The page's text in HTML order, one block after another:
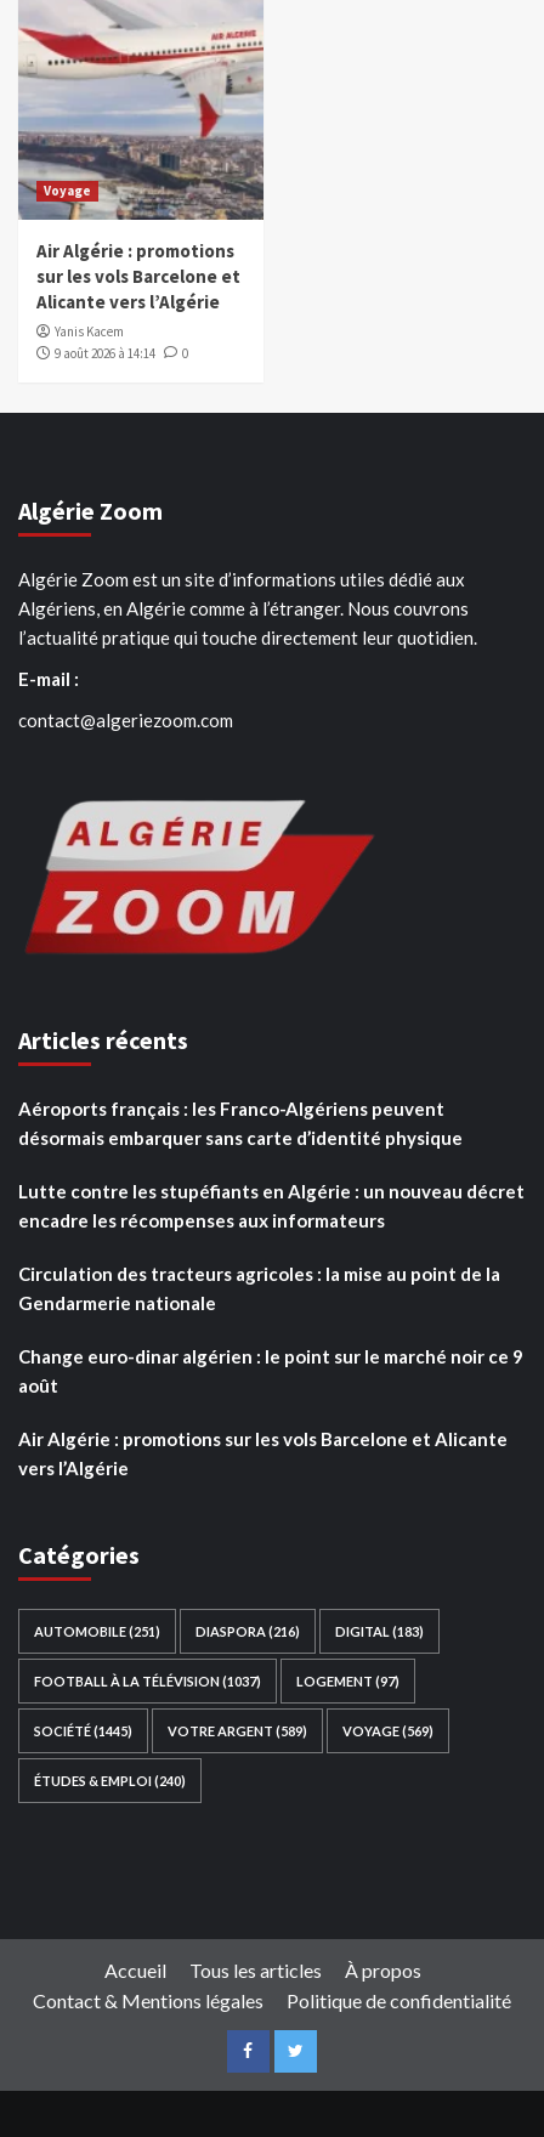
Voyage
Air Algérie : promotions
sur les vols Barcelone et
Alicante vers l’Algérie
Yanis Kacem
9 août 2026 à 14:14
0
Algérie Zoom
Algérie Zoom est un site d’informations utiles dédié aux
Algériens, en Algérie comme à l’étranger. Nous couvrons
l’actualité pratique qui touche directement leur quotidien.
E-mail :
contact@algeriezoom.com
Articles récents
Aéroports français : les Franco-Algériens peuvent
désormais embarquer sans carte d’identité physique
Lutte contre les stupéfiants en Algérie : un nouveau décret
encadre les récompenses aux informateurs
Circulation des tracteurs agricoles : la mise au point de la
Gendarmerie nationale
Change euro-dinar algérien : le point sur le marché noir ce 9
août
Air Algérie : promotions sur les vols Barcelone et Alicante
vers l’Algérie
Catégories
AUTOMOBILE(251) DIASPORA (216) DIGITAL (183)
FOOTBALL À LA TÉLÉVISION(1037) LOGEMENT (97)
SOCIÉTÉ(1445) VOTRE ARGENT (589) VOYAGE(569)
ÉTUDES & EMPLOI(240)
Accueil Tous les articles
À propos
Contact & Mentions légales
Politique de confidentialité